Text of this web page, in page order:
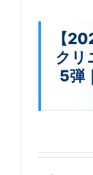
【
クリ
5弾